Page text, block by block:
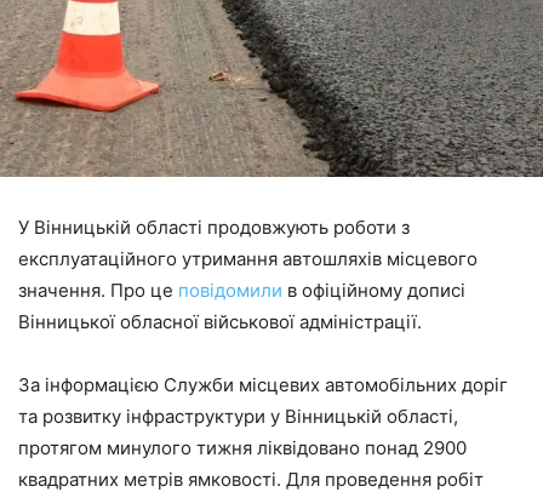
У Вінницькій області продовжують роботи з
експлуатаційного утримання автошляхів місцевого
значення. Про це повідомили в офіційному дописі
Вінницької обласної військової адміністрації.
За інформацією Служби місцевих автомобільних доріг
та розвитку інфраструктури у Вінницькій області,
протягом минулого тижня ліквідовано понад 2900
квадратних метрів ямковості. Для проведення робіт